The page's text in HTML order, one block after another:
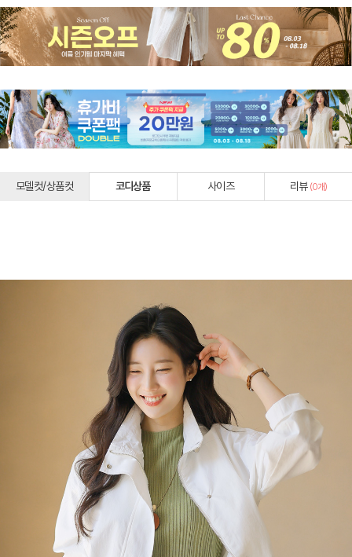
모델컷/상품컷 코디상품 사이즈 리뷰 (0개)